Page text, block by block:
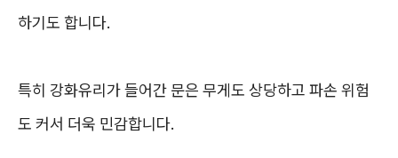
하기도 합니다.
특히 강화유리가 들어간 문은 무게도 상당하고 파손 위험
도 커서 더욱 민감합니다.